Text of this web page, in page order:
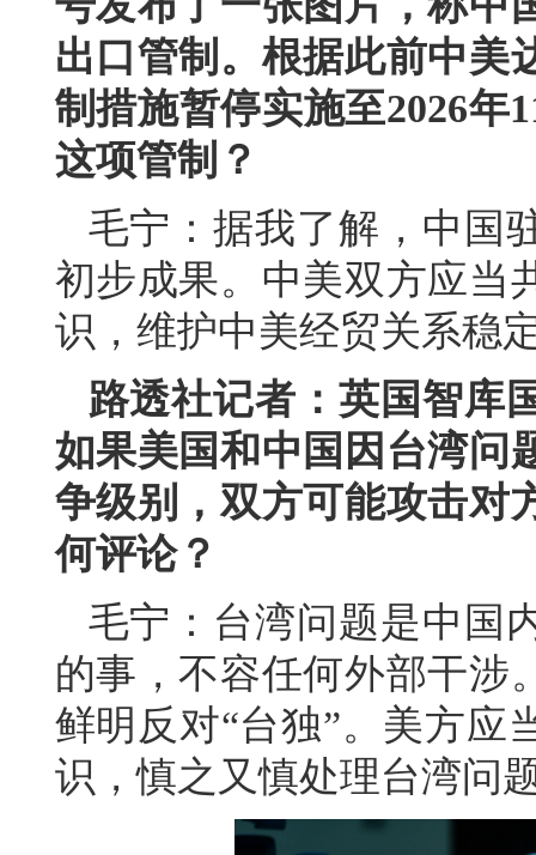
出口管制。根据此前中美
制措施暂停实施至2026年
这项管制？
毛宁：据我了解，中国
初步成果。中美双方应当
识，维护中美经贸关系稳
路透社记者：英国智库
如果美国和中国因台湾问
争级别，双方可能攻击对
何评论？
毛宁：台湾问题是中国
的事，不容任何外部干涉
鲜明反对“台独”。美方应
识，慎之又慎处理台湾问